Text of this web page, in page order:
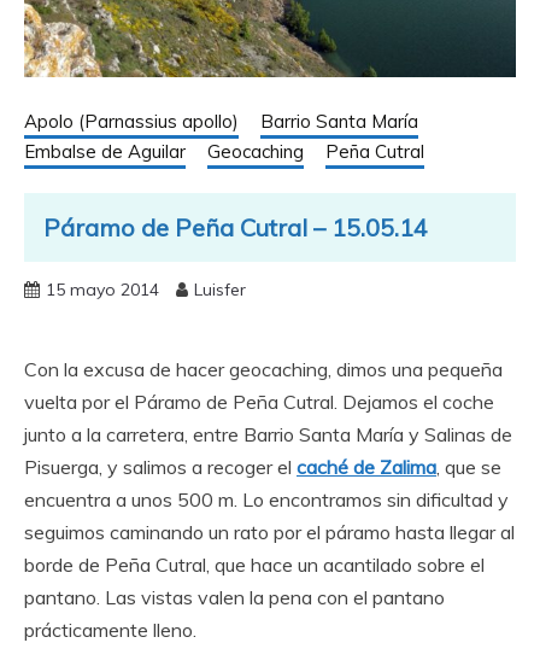
Apolo (Parnassius apollo)
Barrio Santa María
Embalse de Aguilar
Geocaching Peña Cutral
Páramo de Peña Cutral – 15.05.14
15 mayo 2014 Luisfer
Con la excusa de hacer geocaching, dimos una pequeña
vuelta por el Páramo de Peña Cutral. Dejamos el coche
junto a la carretera, entre Barrio Santa María y Salinas de
Pisuerga, y salimos a recoger el caché de Zalima, que se
encuentra a unos 500 m. Lo encontramos sin dificultad y
seguimos caminando un rato por el páramo hasta llegar al
borde de Peña Cutral, que hace un acantilado sobre el
pantano. Las vistas valen la pena con el pantano
prácticamente lleno.